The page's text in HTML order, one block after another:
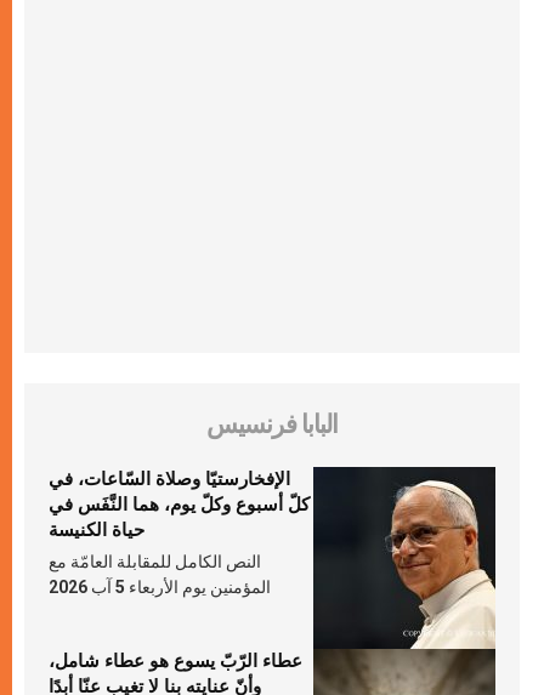
البابا فرنسيس
الإفخارستيّا وصلاة السّاعات، في
كلّ أسبوع وكلّ يوم، هما النَّفَس في
حياة الكنيسة
النص الكامل للمقابلة العامّة مع
المؤمنين يوم الأربعاء 5 آب 2026
عطاء الرّبّ يسوع هو عطاء شامل،
وأنّ عنايته بنا لا تغيب عنّا أبدًا